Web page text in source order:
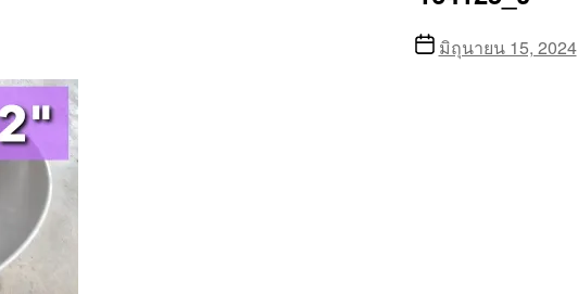
Postมิถุนายน 15, 2024